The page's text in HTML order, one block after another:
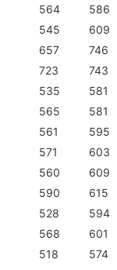
564 586
545 609
657 746
723 743
535 581
565 581
561 595
571 603
560 609
590 615
528 594
568 601
518 574